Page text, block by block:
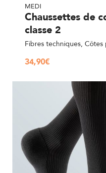
MEDI
Chaussettes de
classe 2
Fibres techniques, Côtes
34,90€